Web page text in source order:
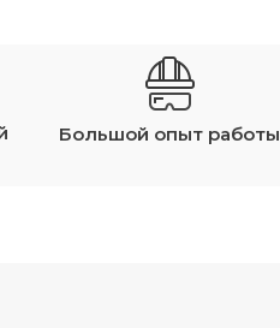
Большой опыт работы